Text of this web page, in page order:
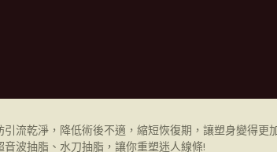
流乾淨，降低術後不適，縮短恢復期，讓塑身變得更
音波抽脂、水刀抽脂，讓你重塑迷人線條!